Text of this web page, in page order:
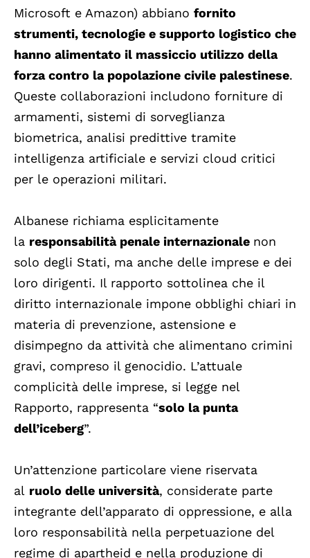
Microsoft e Amazon) abbiano fornito
strumenti, tecnologie e supporto logistico che
hanno alimentato il massiccio utilizzo della
forza contro la popolazione civile palestinese.
Queste collaborazioni includono forniture di
armamenti, sistemi di sorveglianza
biometrica, analisi predittive tramite
intelligenza artificiale e servizi cloud critici
per le operazioni militari.
Albanese richiama esplicitamente
la responsabilità penale internazionale non
solo degli Stati, ma anche delle imprese e dei
loro dirigenti. Il rapporto sottolinea che il
diritto internazionale impone obblighi chiari in
materia di prevenzione, astensione e
disimpegno da attività che alimentano crimini
gravi, compreso il genocidio. L’attuale
complicità delle imprese, si legge nel
Rapporto, rappresenta “solo la punta
dell’iceberg”.
Un’attenzione particolare viene riservata
al ruolo delle università, considerate parte
integrante dell’apparato di oppressione, e alla
loro responsabilità nella perpetuazione del
regime di apartheid e nella produzione di